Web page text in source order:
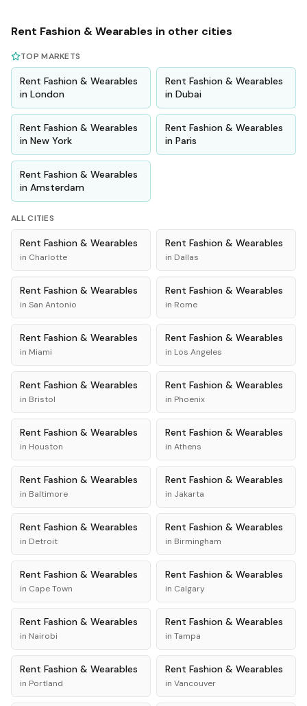
Rent Fashion & Wearables in other cities
TOP MARKETS
Rent Fashion & Wearables
in London
Rent Fashion & Wearables
in Dubai
Rent Fashion & Wearables
in New York
Rent Fashion & Wearables
in Paris
Rent Fashion & Wearables
in Amsterdam
ALL CITIES
Rent Fashion & Wearables
in Charlotte
Rent Fashion & Wearables
in Dallas
Rent Fashion & Wearables
in San Antonio
Rent Fashion & Wearables
in Rome
Rent Fashion & Wearables
in Miami
Rent Fashion & Wearables
in Los Angeles
Rent Fashion & Wearables
in Bristol
Rent Fashion & Wearables
in Phoenix
Rent Fashion & Wearables
in Houston
Rent Fashion & Wearables
in Athens
Rent Fashion & Wearables
in Baltimore
Rent Fashion & Wearables
in Jakarta
Rent Fashion & Wearables
in Detroit
Rent Fashion & Wearables
in Birmingham
Rent Fashion & Wearables
in Cape Town
Rent Fashion & Wearables
in Calgary
Rent Fashion & Wearables
in Nairobi
Rent Fashion & Wearables
in Tampa
Rent Fashion & Wearables
in Portland
Rent Fashion & Wearables
in Vancouver